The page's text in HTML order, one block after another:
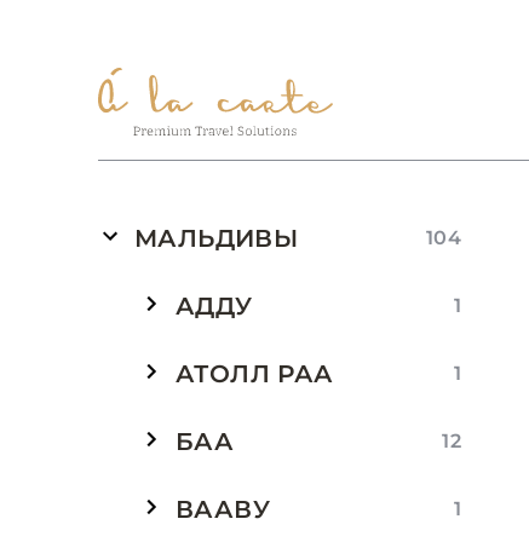
МАЛЬДИВЫ 104
АДДУ 1
АТОЛЛ РАА 1
БАА 12
ВААВУ 1